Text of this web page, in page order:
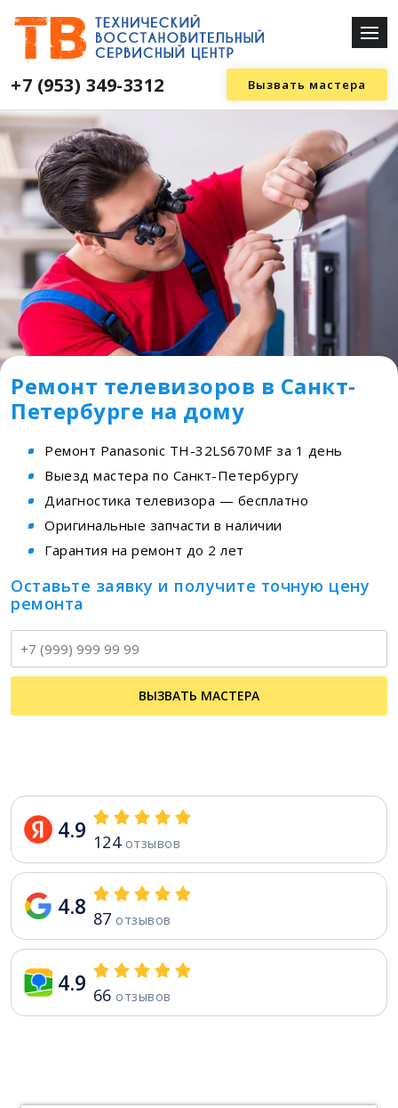
+7 (953) 349-3312 Вызвать мастера
Ремонт телевизоров в Санкт-
Петербурге на дому
Ремонт Panasonic TH-32LS670MF за 1 день
Выезд мастера по Санкт-Петербургу
Диагностика телевизора — бесплатно
Оригинальные запчасти в наличии
Гарантия на ремонт до 2 лет
Оставьте заявку и получите точную цену
ремонта
ВЫЗВАТЬ МАСТЕРА
4.9 124отзывов
4.8 87 отзывов
4.9 66 отзывов